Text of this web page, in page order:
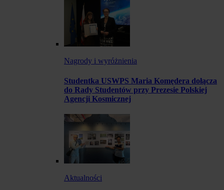
Nagrody i wyróżnienia
Studentka USWPS Maria Komędera dołącza
do Rady Studentów przy Prezesie Polskiej
Agencji Kosmicznej
Aktualności